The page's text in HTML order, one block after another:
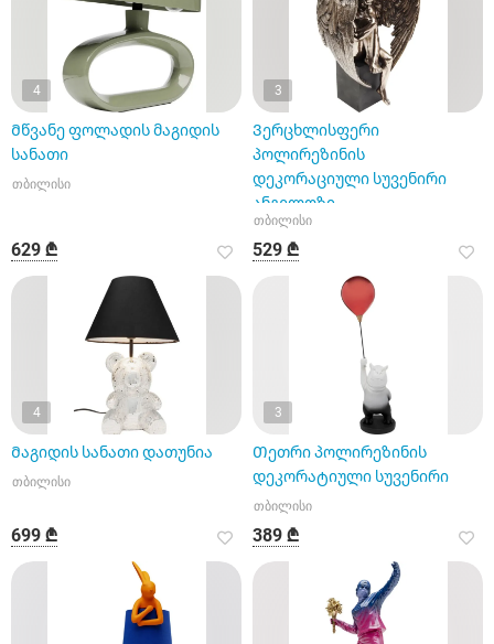
4
Მწვანე ფოლადის მაგიდის
სანათი
თბილისი
629 ₾
3
Ვერცხლისფერი
პოლირეზინის
დეკორაციული სუვენირი
ანგელოზი
თბილისი
529 ₾
4
Მაგიდის სანათი დათუნია
თბილისი
699 ₾
3
Თეთრი პოლირეზინის
დეკორატიული სუვენირი
თბილისი
389 ₾